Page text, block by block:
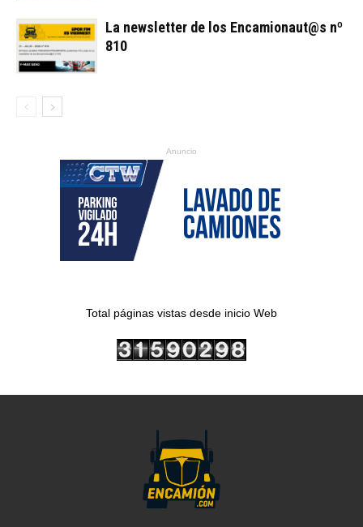
La newsletter de los Encamionaut@s nº
810
Anuncio
Total páginas vistas desde inicio Web